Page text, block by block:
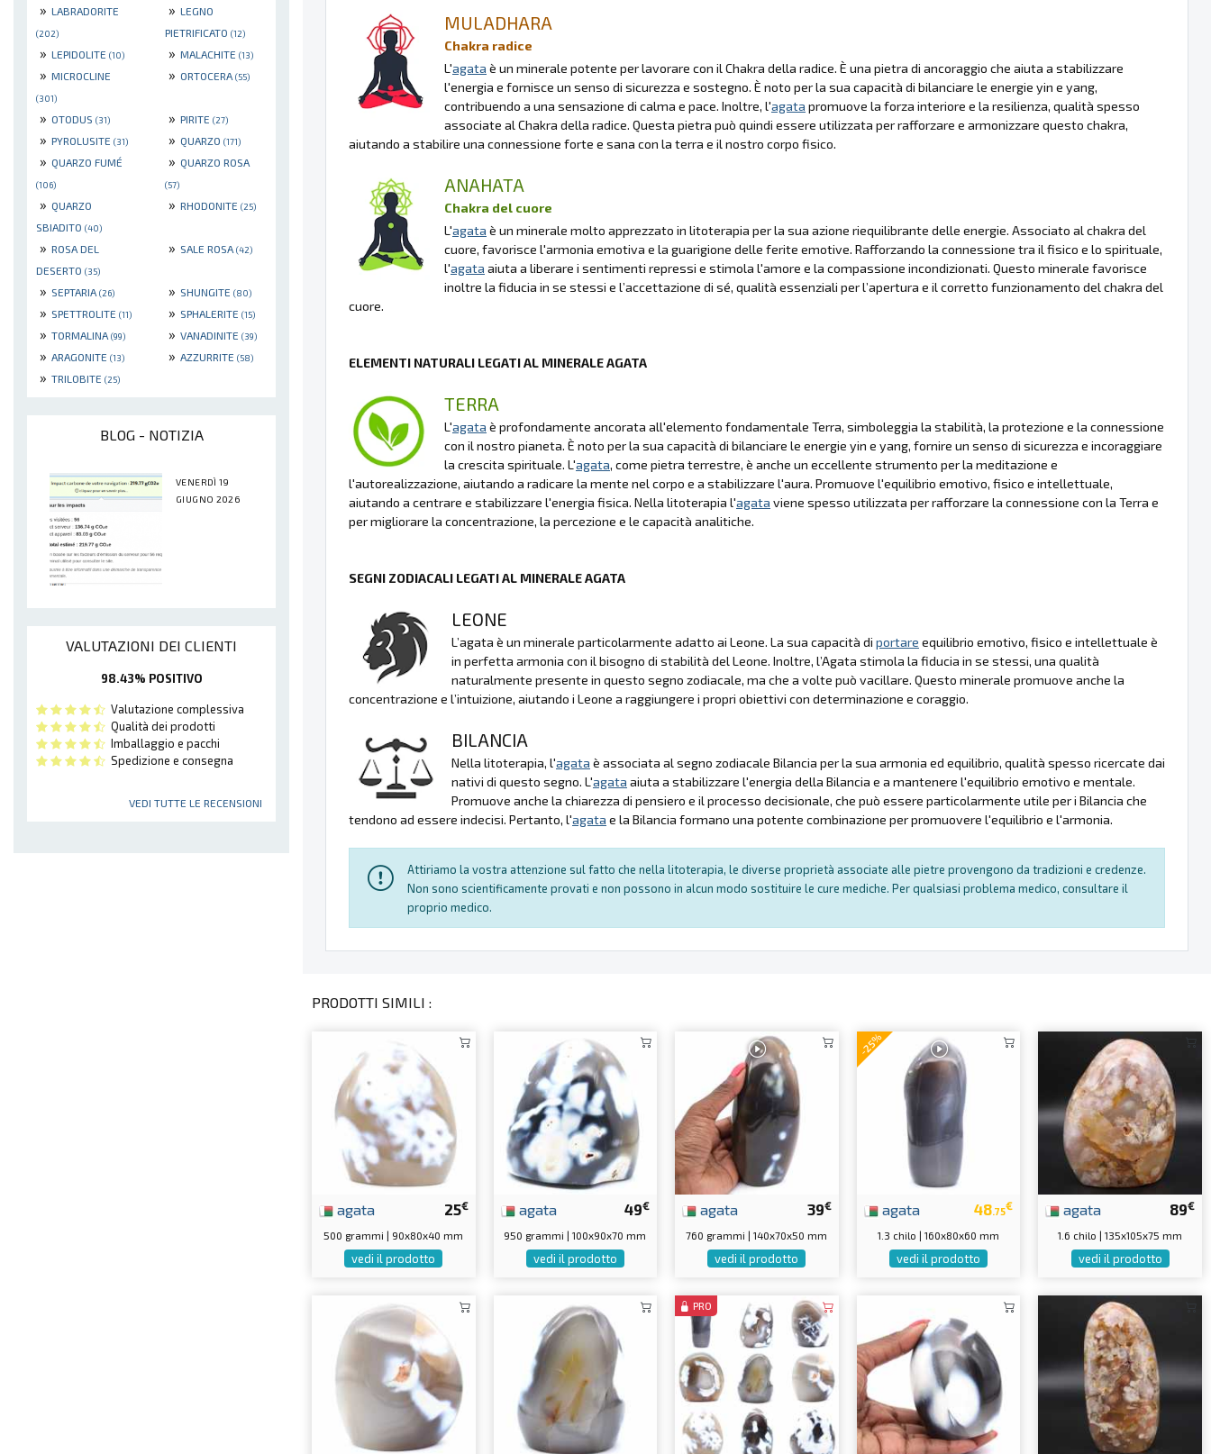
» LABRADORITE
(202)
» LEGNO
PIETRIFICATO (12)
» LEPIDOLITE (10) » MALACHITE (13)
» MICROCLINE
(301)
» ORTOCERA (55)
» OTODUS (31) » PIRITE (27)
» PYROLUSITE (31) » QUARZO (171)
» QUARZO FUMÉ
(106)
» QUARZO ROSA
(57)
» QUARZO
SBIADITO (40)
» RHODONITE (25)
» ROSA DEL
DESERTO (35)
» SALE ROSA (42)
» SEPTARIA (26) » SHUNGITE (80)
» SPETTROLITE (11) » SPHALERITE (15)
» TORMALINA (99) » VANADINITE (39)
» ARAGONITE (13) » AZZURRITE (58)
» TRILOBITE (25)
BLOG - NOTIZIA
VENERDÌ 19
GIUGNO 2026
VALUTAZIONI DEI CLIENTI
98.43% POSITIVO
Valutazione complessiva
Qualità dei prodotti
Imballaggio e pacchi
Spedizione e consegna
VEDI TUTTE LE RECENSIONI
MULADHARA
Chakra radice
L'agata è un minerale potente per lavorare con il Chakra della radice. È una pietra di ancoraggio che aiuta a stabilizzare
l'energia e fornisce un senso di sicurezza e sostegno. È noto per la sua capacità di bilanciare le energie yin e yang,
contribuendo a una sensazione di calma e pace. Inoltre, l'agata promuove la forza interiore e la resilienza, qualità spesso
associate al Chakra della radice. Questa pietra può quindi essere utilizzata per rafforzare e armonizzare questo chakra,
aiutando a stabilire una connessione forte e sana con la terra e il nostro corpo fisico.
ANAHATA
Chakra del cuore
L'agata è un minerale molto apprezzato in litoterapia per la sua azione riequilibrante delle energie. Associato al chakra del
cuore, favorisce l'armonia emotiva e la guarigione delle ferite emotive. Rafforzando la connessione tra il fisico e lo spirituale,
l'agata aiuta a liberare i sentimenti repressi e stimola l'amore e la compassione incondizionati. Questo minerale favorisce
inoltre la fiducia in se stessi e l’accettazione di sé, qualità essenziali per l’apertura e il corretto funzionamento del chakra del
cuore.
ELEMENTI NATURALI LEGATI AL MINERALE AGATA
TERRA
L'agata è profondamente ancorata all'elemento fondamentale Terra, simboleggia la stabilità, la protezione e la connessione
con il nostro pianeta. È noto per la sua capacità di bilanciare le energie yin e yang, fornire un senso di sicurezza e incoraggiare
la crescita spirituale. L'agata, come pietra terrestre, è anche un eccellente strumento per la meditazione e
l'autorealizzazione, aiutando a radicare la mente nel corpo e a stabilizzare l'aura. Promuove l'equilibrio emotivo, fisico e intellettuale,
aiutando a centrare e stabilizzare l'energia fisica. Nella litoterapia l'agata viene spesso utilizzata per rafforzare la connessione con la Terra e
per migliorare la concentrazione, la percezione e le capacità analitiche.
SEGNI ZODIACALI LEGATI AL MINERALE AGATA
LEONE
L’agata è un minerale particolarmente adatto ai Leone. La sua capacità di portare equilibrio emotivo, fisico e intellettuale è
in perfetta armonia con il bisogno di stabilità del Leone. Inoltre, l’Agata stimola la fiducia in se stessi, una qualità
naturalmente presente in questo segno zodiacale, ma che a volte può vacillare. Questo minerale promuove anche la
concentrazione e l’intuizione, aiutando i Leone a raggiungere i propri obiettivi con determinazione e coraggio.
BILANCIA
Nella litoterapia, l'agata è associata al segno zodiacale Bilancia per la sua armonia ed equilibrio, qualità spesso ricercate dai
nativi di questo segno. L'agata aiuta a stabilizzare l'energia della Bilancia e a mantenere l'equilibrio emotivo e mentale.
Promuove anche la chiarezza di pensiero e il processo decisionale, che può essere particolarmente utile per i Bilancia che
tendono ad essere indecisi. Pertanto, l'agata e la Bilancia formano una potente combinazione per promuovere l'equilibrio e l'armonia.
Attiriamo la vostra attenzione sul fatto che nella litoterapia, le diverse proprietà associate alle pietre provengono da tradizioni e credenze.
Non sono scientificamente provati e non possono in alcun modo sostituire le cure mediche. Per qualsiasi problema medico, consultare il
proprio medico.
PRODOTTI SIMILI :
25€
agata
500 grammi | 90x80x40 mm
vedi il prodotto
49€
agata
950 grammi | 100x90x70 mm
vedi il prodotto
39€
agata
760 grammi | 140x70x50 mm
vedi il prodotto
-25%
48.75€
agata
1.3 chilo | 160x80x60 mm
vedi il prodotto
89€
agata
1.6 chilo | 135x105x75 mm
vedi il prodotto
PRO